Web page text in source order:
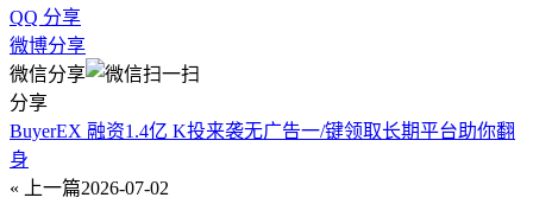
QQ 分享
微博分享
微信分享
分享
BuyerEX 融资1.4亿 K投来袭无广告一/键领取长期平台助你翻
身
« 上一篇2026-07-02